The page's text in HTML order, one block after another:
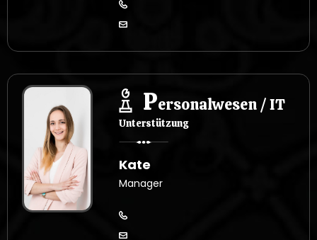
Personalwesen / IT
Unterstützung
Kate
Manager